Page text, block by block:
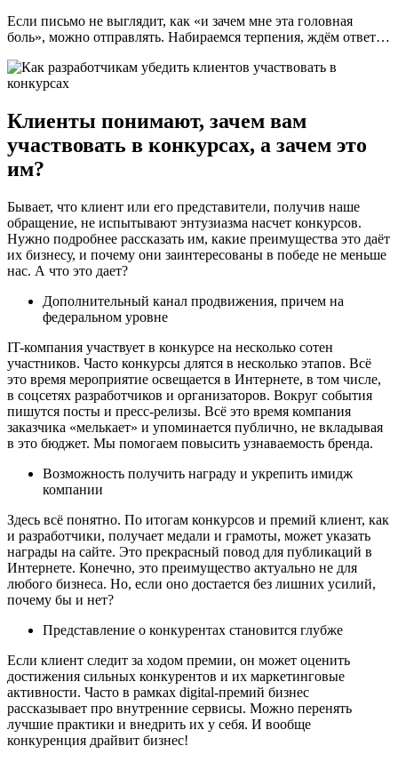
Если письмо не выглядит, как «и зачем мне эта головная
боль», можно отправлять. Набираемся терпения, ждём ответ…
Клиенты понимают, зачем вам
участвовать в конкурсах, а зачем это
им?
Бывает, что клиент или его представители, получив наше
обращение, не испытывают энтузиазма насчет конкурсов.
Нужно подробнее рассказать им, какие преимущества это даёт
их бизнесу, и почему они заинтересованы в победе не меньше
нас. А что это дает?
Дополнительный канал продвижения, причем на
федеральном уровне
IT-компания участвует в конкурсе на несколько сотен
участников. Часто конкурсы длятся в несколько этапов. Всё
это время мероприятие освещается в Интернете, в том числе,
в соцсетях разработчиков и организаторов. Вокруг события
пишутся посты и пресс-релизы. Всё это время компания
заказчика «мелькает» и упоминается публично, не вкладывая
в это бюджет. Мы помогаем повысить узнаваемость бренда.
Возможность получить награду и укрепить имидж
компании
Здесь всё понятно. По итогам конкурсов и премий клиент, как
и разработчики, получает медали и грамоты, может указать
награды на сайте. Это прекрасный повод для публикаций в
Интернете. Конечно, это преимущество актуально не для
любого бизнеса. Но, если оно достается без лишних усилий,
почему бы и нет?
Представление о конкурентах становится глубже
Если клиент следит за ходом премии, он может оценить
достижения сильных конкурентов и их маркетинговые
активности. Часто в рамках digital-премий бизнес
рассказывает про внутренние сервисы. Можно перенять
лучшие практики и внедрить их у себя. И вообще
конкуренция драйвит бизнес!